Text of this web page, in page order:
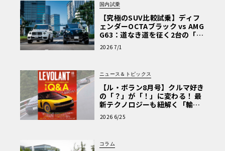
911GT3RSとタイカン ターボSによって、ポルシェはポルシ
ェ本来のDNAを強調した。伝統的な内燃機関車(ICE)とバッ
テリー電気自動車(BEV)の両分野で比類ない実力を発揮し
たことで、ポルシェはインドで最も速い自動車ブランドと
国内試乗
【究極のSUV比較試乗】ディフ
ェンダーOCTAブラック vs AMG
G63：道なき道を征く2台の「対
極的アプローチ」
2026 7/1
ニュース＆トピックス
【ル・ボラン8月号】クルマ好き
の「？」が「！」に変わる！ 最
新テクノロジーも紐解く「輸入
車Q&A」
2026 6/25
コラム